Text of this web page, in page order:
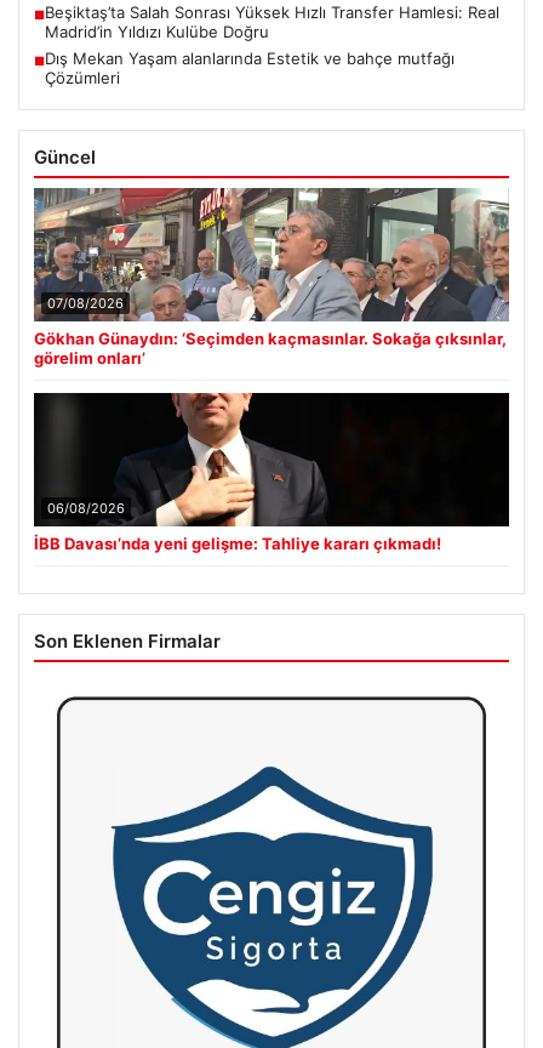
■Beşiktaş’ta Salah Sonrası Yüksek Hızlı Transfer Hamlesi: Real
Madrid’in Yıldızı Kulübe Doğru
■Dış Mekan Yaşam alanlarında Estetik ve bahçe mutfağı
Çözümleri
Güncel
07/08/2026
Gökhan Günaydın: ‘Seçimden kaçmasınlar. Sokağa çıksınlar,
görelim onları’
06/08/2026
İBB Davası’nda yeni gelişme: Tahliye kararı çıkmadı!
Son Eklenen Firmalar